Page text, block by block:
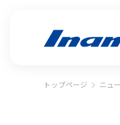
トップページ ニュ